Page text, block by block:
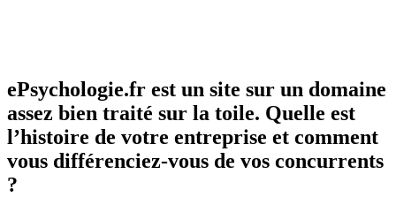
ePsychologie.fr est un site sur un domaine
assez bien traité sur la toile. Quelle est
l’histoire de votre entreprise et comment
vous différenciez-vous de vos concurrents
?